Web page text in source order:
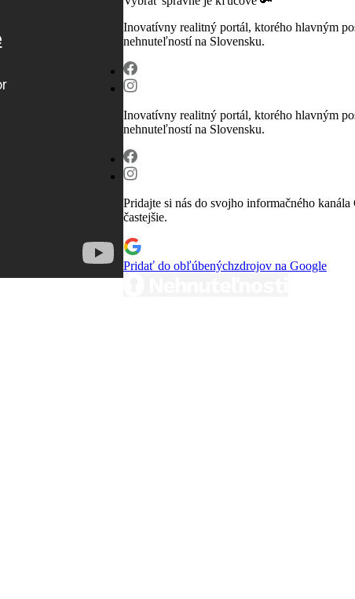
Inovatívny realitný portál, ktorého hlavným
nehnuteľností na Slovensku.
Inovatívny realitný portál, ktorého hlavným
nehnuteľností na Slovensku.
Pridajte si nás do svojho informačného
častejšie.
Pridať do obľúbenýchzdrojov na Google